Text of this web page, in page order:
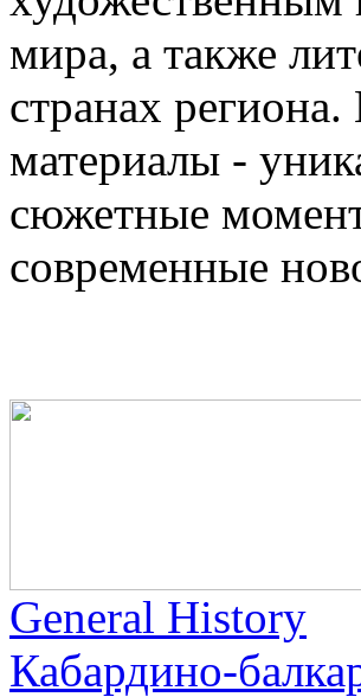
мира, а также
странах
материалы -
сюжетные
современные
General History
Кабардино-